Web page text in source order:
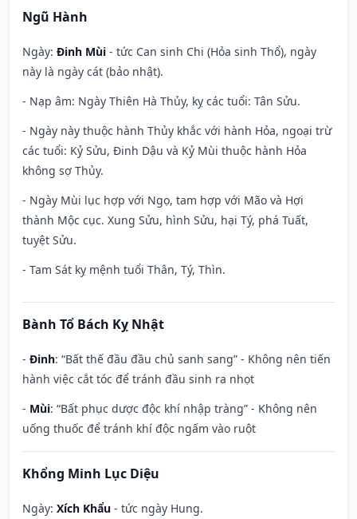
Ngũ Hành
Ngày: Đinh Mùi - tức Can sinh Chi (Hỏa sinh Thổ), ngày
này là ngày cát (bảo nhật).
- Nạp âm: Ngày Thiên Hà Thủy, kỵ các tuổi: Tân Sửu.
- Ngày này thuộc hành Thủy khắc với hành Hỏa, ngoại trừ
các tuổi: Kỷ Sửu, Đinh Dậu và Kỷ Mùi thuộc hành Hỏa
không sợ Thủy.
- Ngày Mùi lục hợp với Ngọ, tam hợp với Mão và Hợi
thành Mộc cục. Xung Sửu, hình Sửu, hại Tý, phá Tuất,
tuyệt Sửu.
- Tam Sát kỵ mệnh tuổi Thân, Tý, Thìn.
Bành Tổ Bách Kỵ Nhật
- Đinh: “Bất thế đầu đầu chủ sanh sang” - Không nên tiến
hành việc cắt tóc để tránh đầu sinh ra nhọt
- Mùi: “Bất phục dược độc khí nhập tràng” - Không nên
uống thuốc để tránh khí độc ngấm vào ruột
Khổng Minh Lục Diệu
Ngày: Xích Khẩu - tức ngày Hung.